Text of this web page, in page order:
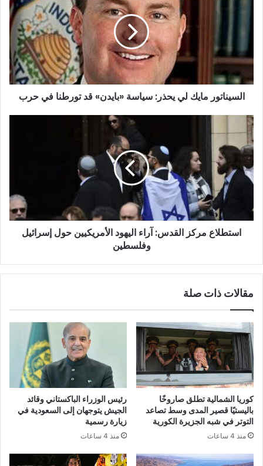
قد
تورطنا
في
حربالسيناتور مايك لي يحذر: سياسة «بايدن» قد تورطنا في حرب
استطلاع
مركز
القدس:
آراء
اليهود
الأمريكيين
إسرائيل
وفلسطين
استطلاع مركز القدس: آراء اليهود الأمريكيين حول إسرائيل
وفلسطين
مقالات ذات صلة
كوريا الشمالية تطلق صاروخًا
باليستيًا قصير المدى وسط تصاعد
التوتر في شبه الجزيرة الكورية
منذ 4 ساعات
رئيس الوزراء الباكستاني وقائد
الجيش يتوجهان إلى السعودية في
زيارة رسمية
منذ 4 ساعات